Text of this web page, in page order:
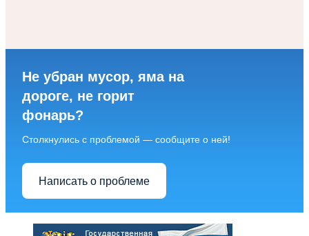
Не убран мусор, яма на
дороге, не горит
фонарь?
Столкнулись с проблемой — сообщите о ней!
Написать о проблеме